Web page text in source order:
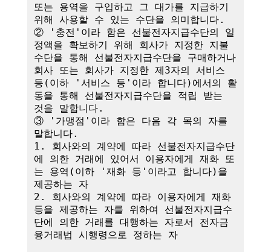
또는 용역을 구입하고 그 대가를 지급하기
위해 사용할 수 있는 수단을 의미합니다.
② '충전'이라 함은 선불전자지급수단의 일
정액을 확보하기 위해 회사가 지정한 지불
수단을 통해 선불전자지급수단을 구매하거나
회사 또는 회사가 지정한 제3자의 서비스
등(이하 '서비스 등'이라 합니다)에서의 활
동을 통해 선불전자지급수단을 적립 받는
것을 말합니다.
③ '가맹점'이라 함은 다음 각 목의 자를
말합니다.
1. 회사와의 계약에 따라 선불전자지급수단
에 의한 거래에 있어서 이용자에게 재화 또
는 용역(이하 '재화 등'이라고 합니다)을
제공하는 자
2. 회사와의 계약에 따라 이용자에게 재화
등을 제공하는 자를 위하여 선불전자지급수
단에 의한 거래를 대행하는 자로서 전자금
융거래법 시행령으로 정하는 자